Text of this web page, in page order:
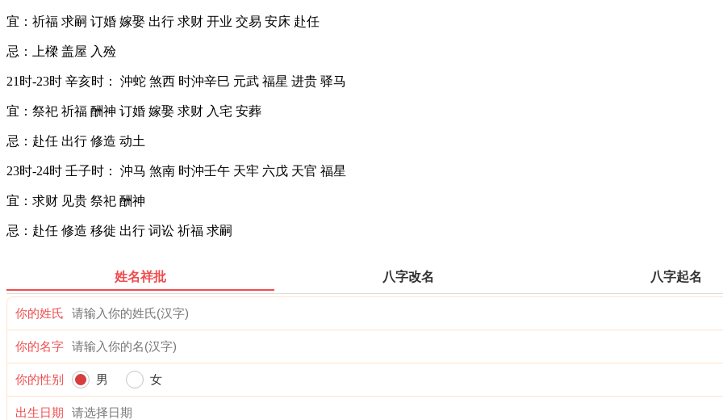
宜：祈福 求嗣 订婚 嫁娶 出行 求财 开业 交易 安床 赴任
忌：上樑 盖屋 入殓
21时-23时 辛亥时： 沖蛇 煞西 时沖辛巳 元武 福星 进贵 驿马
宜：祭祀 祈福 酬神 订婚 嫁娶 求财 入宅 安葬
忌：赴任 出行 修造 动土
23时-24时 壬子时： 沖马 煞南 时沖壬午 天牢 六戊 天官 福星
宜：求财 见贵 祭祀 酬神
忌：赴任 修造 移徙 出行 词讼 祈福 求嗣
姓名祥批 八字改名 八字起名
你的姓氏
你的名字
你的性别 男 女
出生日期